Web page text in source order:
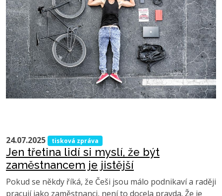
24.07.2025 tisková zpráva
Jen třetina lidí si myslí, že být
zaměstnancem je jistější
Pokud se někdy říká, že Češi jsou málo podnikaví a raději
pracují jako zaměstnanci, není to docela pravda. Že je